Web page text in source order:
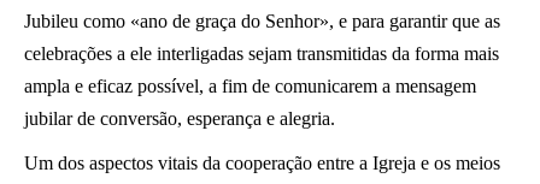
Jubileu como «ano de graça do Senhor», e para garantir que as
celebrações a ele interligadas sejam transmitidas da forma mais
ampla e eficaz possível, a fim de comunicarem a mensagem
jubilar de conversão, esperança e alegria.
Um dos aspectos vitais da cooperação entre a Igreja e os meios